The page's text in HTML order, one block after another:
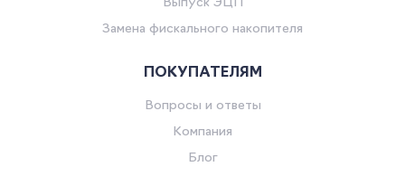
Выпуск ЭЦП
Замена фискального накопителя
ПОКУПАТЕЛЯМ
Вопросы и ответы
Компания
Блог